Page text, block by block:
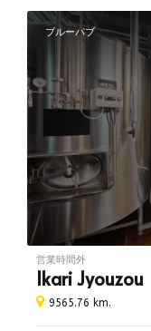
Fは土曜日のみ、ス
るチェルシー食堂
ピザなどのビール
ます。牡蠣とビー
ントも開催していま
ブルーパブ
Ikari Jyouzou
営業時間外
9565.76 km.